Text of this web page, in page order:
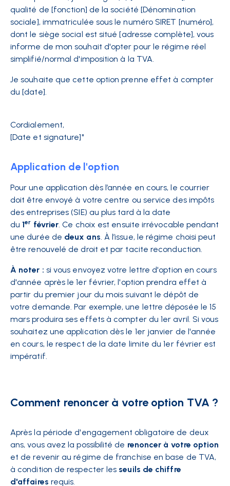
qualité de [fonction] de la société [Dénomination
sociale], immatriculée sous le numéro SIRET [numéro],
dont le siège social est situé [adresse complète], vous
informe de mon souhait d'opter pour le régime réel
simplifié/normal d'imposition à la TVA.
Je souhaite que cette option prenne effet à compter
du [date].
Cordialement,
[Date et signature]"
Application de l'option
Pour une application dès l’année en cours, le courrier
doit être envoyé à votre centre ou service des impôts
des entreprises (SIE) au plus tard à la date
du 1er février. Ce choix est ensuite irrévocable pendant
une durée de deux ans. À l’issue, le régime choisi peut
être renouvelé de droit et par tacite reconduction.
À noter : si vous envoyez votre lettre d'option en cours
d'année après le 1er février, l'option prendra effet à
partir du premier jour du mois suivant le dépôt de
votre demande. Par exemple, une lettre déposée le 15
mars produira ses effets à compter du 1er avril. Si vous
souhaitez une application dès le 1er janvier de l'année
en cours, le respect de la date limite du 1er février est
impératif.
Comment renoncer à votre option TVA ?
Après la période d'engagement obligatoire de deux
ans, vous avez la possibilité de renoncer à votre option
et de revenir au régime de franchise en base de TVA,
à condition de respecter les seuils de chiffre
d'affaires requis.